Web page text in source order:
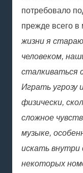
потребовало
прежде всего
жизни я
человеком,
сталкиваться
Играть угрозу
физически,
сложное
музыке,
искать внутри
некоторых